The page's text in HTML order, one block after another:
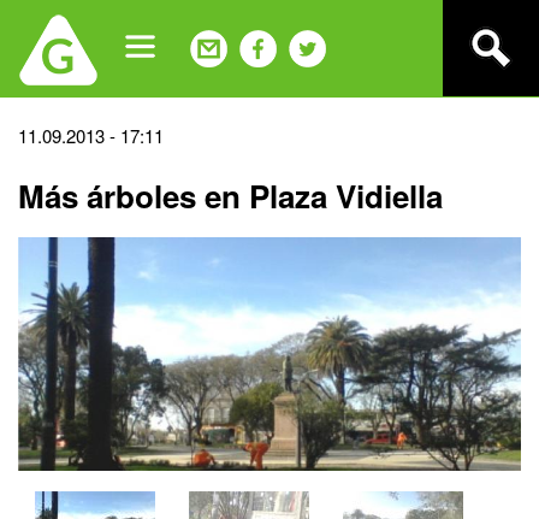
navigation
Back
top
11.09.2013 - 17:11
Más árboles en Plaza Vidiella